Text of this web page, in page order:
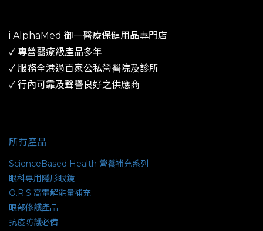
i AlphaMed 御一​醫療保健用品專門店
✓ 專營醫療級產品多年
​✓ 服務全港過百家公私營醫院及診所​
✓ 行內可靠及聲譽良好之供應商
所有產品
ScienceBased Health 營養補充系列
眼科專用隱形眼鏡
O.R.S 高電解能量補充
眼部修護產品
抗疫防護必備